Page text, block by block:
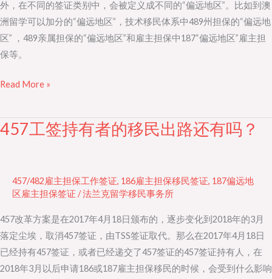
外，在不同的签证类别中，会被定义成不同的“偏远地区”。比如到澳
洲留学可以加分的“偏远地区”，技术移民体系中489州担保的“偏远地
区” ，489亲属担保的“偏远地区”和雇主担保中187“偏远地区”雇主担
保等。
民
签
证
是
会
施？
Read More »
457工签持有者的移民出路还有吗？
457/482雇主担保工作签证, 186雇主担保移民签证, 187偏远地
区雇主担保签证 /法兰克留学移民事务所
457改革方案是在2017年4月18日颁布的，逐步变化到2018年的3月
落定尘埃，取消457签证，由TSS签证取代。那么在2017年4月18日
已经持有457签证，或者已经递交了457签证的457签证持有人，在
2018年3月以后申请186或187雇主担保移民的时候，会受到什么影响
457
的
移
民
出